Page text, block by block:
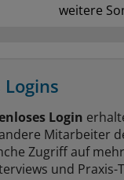
weitere
Login
Mitarbeiter
Zugriff auf mehr
und Praxis-